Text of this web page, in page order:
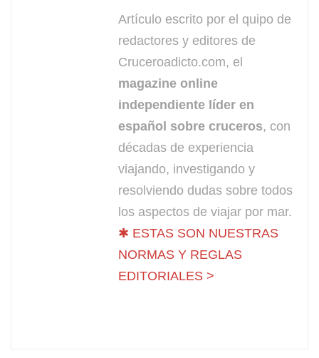
Artículo escrito por el quipo de
redactores y editores de
Cruceroadicto.com, el
magazine online
independiente líder en
español sobre cruceros, con
décadas de experiencia
viajando, investigando y
resolviendo dudas sobre todos
los aspectos de viajar por mar.
✱ ESTAS SON NUESTRAS
NORMAS Y REGLAS
EDITORIALES >